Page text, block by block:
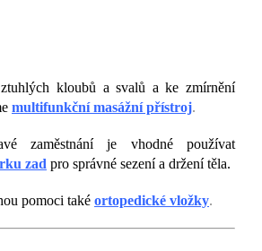
kloubů a svalů a ke zmírnění
multifunkční masážní přístroj.
zaměstnání je vhodné používat
zad pro správné sezení a držení těla.
pomoci také ortopedické vložky.